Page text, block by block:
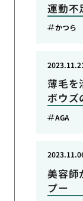
運動不
かつら
薄毛を
ボウズ
AGA
美容師
プー